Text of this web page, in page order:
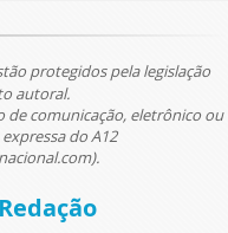
protegidos pela legislação
autoral.
comunicação, eletrônico ou
do A12
Redação